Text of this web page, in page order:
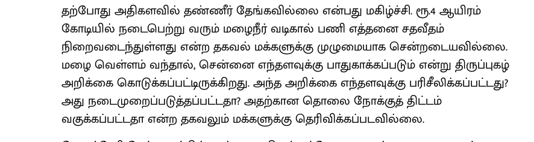
தற்போது அதிகளவில் தண்ணீர் தேங்கவில்லை என்பது மகிழ்ச்சி. ரூ.4 ஆயிரம்
கோடியில் நடைபெற்று வரும் மழைநீர் வடிகால் பணி எத்தனை சதவீதம்
நிறைவடைந்துள்ளது என்ற தகவல் மக்களுக்கு முழுமையாக சென்றடையவில்லை.
மழை வெள்ளம் வந்தால், சென்னை எந்தளவுக்கு பாதுகாக்கப்படும் என்று திருப்புகழ்
அறிக்கை கொடுக்கப்பட்டிருக்கிறது. அந்த அறிக்கை எந்தளவுக்கு பரிசீலிக்கப்பட்டது?
அது நடைமுறைப்படுத்தப்பட்டதா? அதற்கான தொலை நோக்குத் திட்டம்
வகுக்கப்பட்டதா என்ற தகவலும் மக்களுக்கு தெரிவிக்கப்படவில்லை.